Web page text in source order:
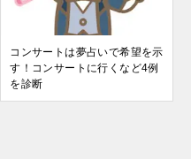
コンサートは夢占いで希望を示
す！コンサートに行くなど4例
を診断